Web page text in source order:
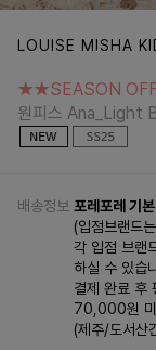
LOUISE MISHA
원피스 Ana_Light
★★SEASON
원피스
배송정보 포레포레 기
(입점브랜드
각 입점 브랜
하실 수 있습
결제 완료 후
70,000원 미
(제주/도서